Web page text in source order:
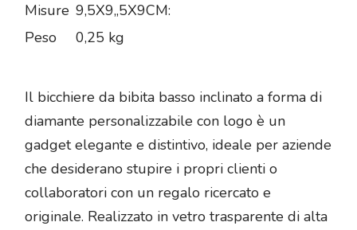
Misure 9,5X9,,5X9CM:
Peso
0,25 kg
Il bicchiere da bibita basso inclinato a forma di
diamante personalizzabile con logo è un
gadget elegante e distintivo, ideale per aziende
che desiderano stupire i propri clienti o
collaboratori con un regalo ricercato e
originale. Realizzato in vetro trasparente di alta